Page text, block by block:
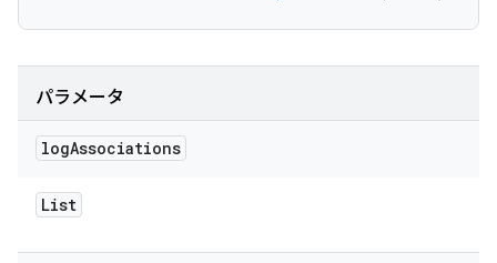
パラメータ
logAssociations
List